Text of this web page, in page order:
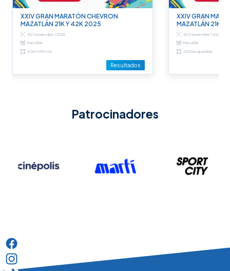
XXIV GRAN MARATÓN CHEVRON
MAZATLÁN 21K Y 42K 2025
30 | Noviembre | 2025
Mazatlán
42 km 195 mts
Resultados
XXIV GRAN
MAZATLÁN 21K
30 | Noviembre | 2025
Mazatlán
21K Discapacidad
Patrocinadores